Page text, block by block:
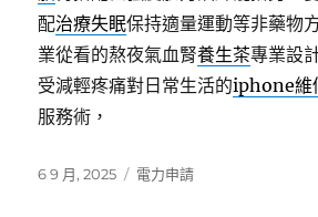
配治療失眠保持適量運動等非藥物
業從看的熬夜氣血腎養生茶專業設
受減輕疼痛對日常生活的iphone維
服務術，
發
6 9 月, 2025
分
電力申請